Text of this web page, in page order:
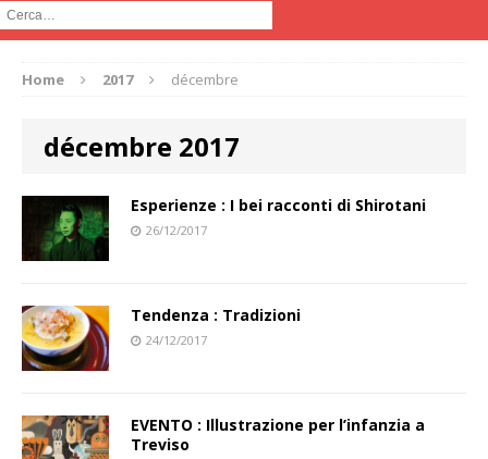
Cerca :
Home 2017 décembre
décembre 2017
Esperienze : I bei racconti di Shirotani
26/12/2017
Tendenza : Tradizioni
24/12/2017
EVENTO : Illustrazione per l’infanzia a
Treviso